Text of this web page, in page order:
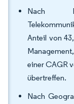
Nach
Anteil von
einer CAGR
übertreffen.
Nach